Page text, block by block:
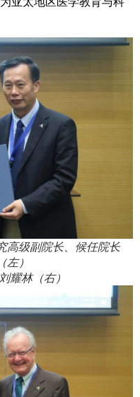
高级副院长、候任院长
）
耀林（右）